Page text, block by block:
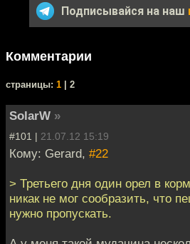
Подписывайся на наш
Комментарии
cтраницы: 1 | 2
SolarW »
#101 | 21.07.12 15:19
Кому: Gerard, #22
> Третьего дня один орел в
никак не мог сообразить, что
нужно пропускать.